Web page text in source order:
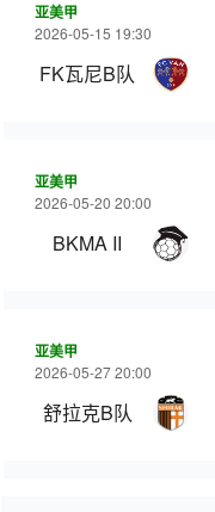
亚美甲
2026-05-15 19:30
FK瓦尼B队
亚美甲
2026-05-20 20:00
BKMA II
亚美甲
2026-05-27 20:00
舒拉克B队